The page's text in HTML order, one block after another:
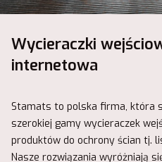
Wycieraczki
internetowa
Stamats to polska firma, która
szerokiej gamy wycieraczek
produktów do ochrony ścian tj.
Nasze rozwiązania wyróżniają